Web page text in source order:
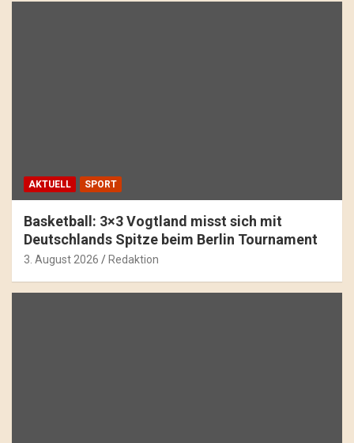
AKTUELL SPORT
Basketball: 3×3 Vogtland misst sich mit
Deutschlands Spitze beim Berlin Tournament
3. August 2026 Redaktion